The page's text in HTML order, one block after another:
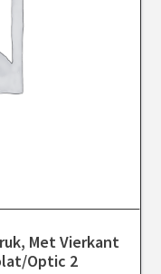
Met Vierkant
Optic 2